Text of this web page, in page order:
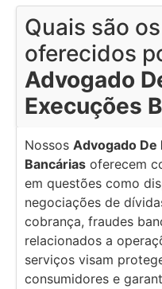
Quais são
oferecidos
Advogado
Execuções
Nossos Advogado De
Bancárias oferecem
em questões como
negociações de
cobrança, fraudes
relacionados a
serviços visam
consumidores e